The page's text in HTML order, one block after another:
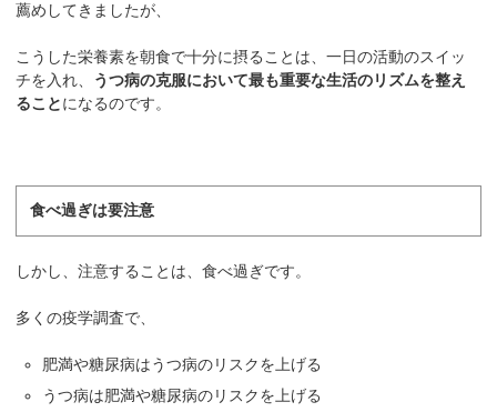
薦めしてきましたが、
こうした栄養素を朝食で十分に摂ることは、一日の活動のスイッ
チを入れ、 うつ病の克服において最も重要な生活のリズムを整え
ることになるのです。
食べ過ぎは要注意
しかし、注意することは、食べ過ぎです。
多くの疫学調査で、
肥満や糖尿病はうつ病のリスクを上げる
うつ病は肥満や糖尿病のリスクを上げる